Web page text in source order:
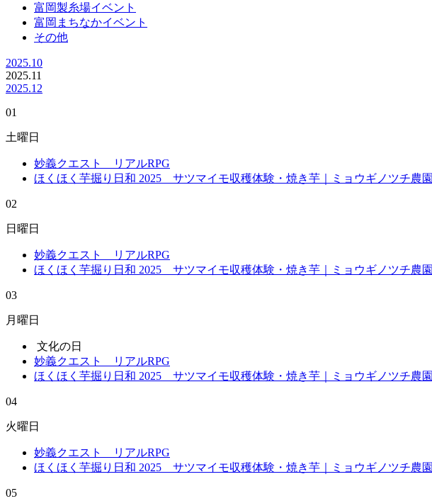
富岡製糸場イベント
富岡まちなかイベント
その他
2025.10
2025.11
2025.12
01
土曜日
妙義クエスト リアルRPG
ほくほく芋掘り日和 2025 サツマイモ収穫体験・焼き芋｜ミョウギノツチ農園
02
日曜日
妙義クエスト リアルRPG
ほくほく芋掘り日和 2025 サツマイモ収穫体験・焼き芋｜ミョウギノツチ農園
03
月曜日
文化の日
妙義クエスト リアルRPG
ほくほく芋掘り日和 2025 サツマイモ収穫体験・焼き芋｜ミョウギノツチ農園
04
火曜日
妙義クエスト リアルRPG
ほくほく芋掘り日和 2025 サツマイモ収穫体験・焼き芋｜ミョウギノツチ農園
05